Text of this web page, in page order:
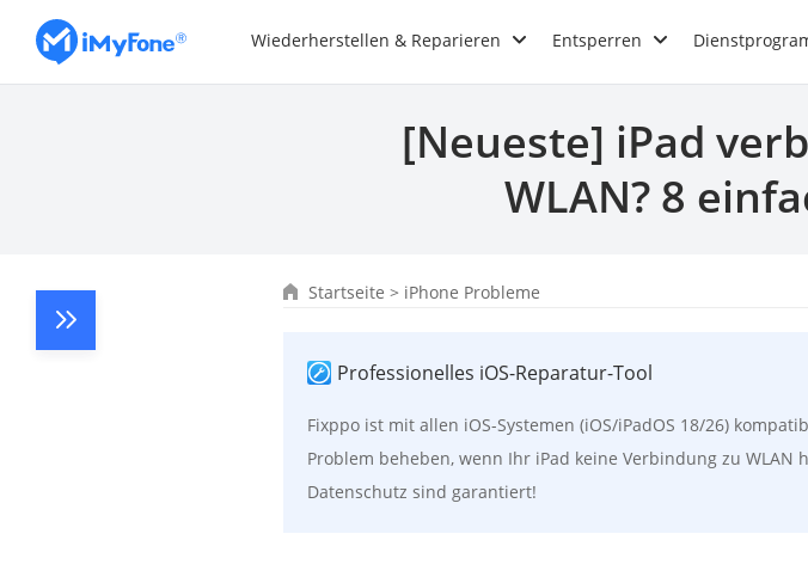
Wiederherstellen & Reparieren Entsperren
[Neueste] iPad
WLAN? 8
Startseite > iPhone Probleme
Professionelles iOS-Reparatur-Tool
Fixppo ist mit allen iOS-Systemen (iOS/iPadOS 18/26)
Problem beheben, wenn Ihr iPad keine Verbindung zu WLAN
Datenschutz sind garantiert!